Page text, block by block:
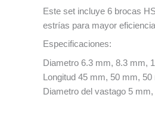
Este set incluye 6 brocas
estrías para mayor
Especificaciones:
Diametro 6.3 mm, 8.3 mm,
Longitud 45 mm, 50 mm,
Diametro del vastago 5